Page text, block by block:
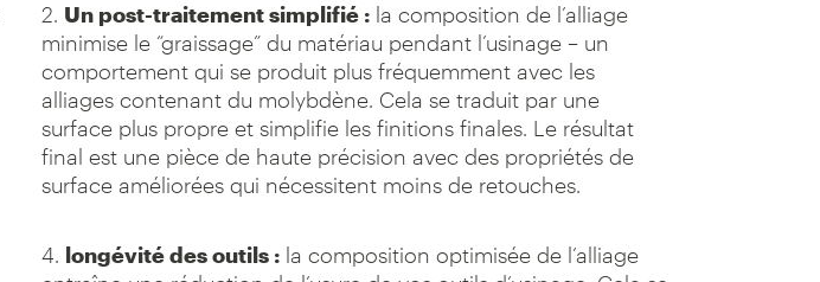
2. Un post-traitement simplifié : la composition de l’alliage
minimise le “graissage” du matériau pendant l’usinage – un
comportement qui se produit plus fréquemment avec les
alliages contenant du molybdène. Cela se traduit par une
surface plus propre et simplifie les finitions finales. Le résultat
final est une pièce de haute précision avec des propriétés de
surface améliorées qui nécessitent moins de retouches.
4. longévité des outils : la composition optimisée de l’alliage